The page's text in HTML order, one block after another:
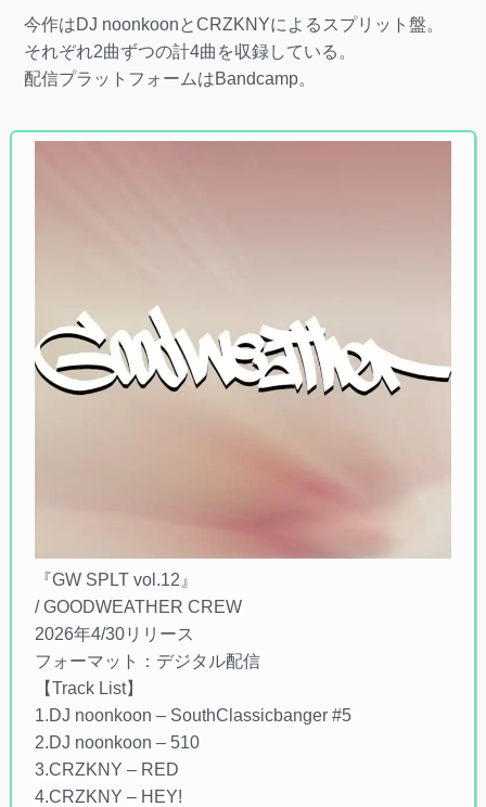
今作はDJ noonkoonとCRZKNYによるスプリット盤。
それぞれ2曲ずつの計4曲を収録している。
配信プラットフォームはBandcamp。
『GW SPLT vol.12』
/ GOODWEATHER CREW
2026年4/30リリース
フォーマット：デジタル配信
【Track List】
1.DJ noonkoon – SouthClassicbanger #5
2.DJ noonkoon – 510
3.CRZKNY – RED
4.CRZKNY – HEY!